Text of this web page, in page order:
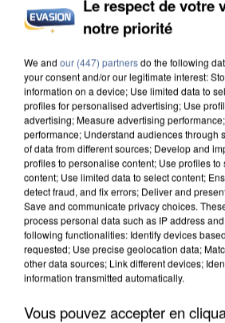
DE SOLIDARITÉ AVEC LES...
Le respect de votre
notre priorité
We and our (447) partnersdo the following
your consent and/or our legitimate interest:
information on a device; Use limited data to
profiles for personalised advertising; Use
advertising; Measure advertising
performance; Understand audiences through
of data from different sources; Develop and
profiles to personalise content; Use profiles
content; Use limited data to select content;
detect fraud, and fix errors; Deliver and
Save and communicate privacy choices.
process personal data such as IP address
following functionalities: Identify devices
requested; Use precise geolocation data;
other data sources; Link different devices;
information transmitted automatically.
Vous pouvez accepter en